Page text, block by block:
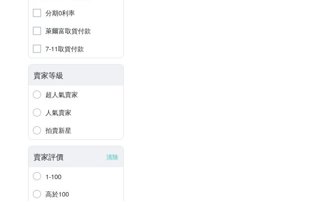
分期0利率
萊爾富取貨付款
7-11取貨付款
賣家等級
超人氣賣家
人氣賣家
拍賣新星
賣家評價 清除
1-100
高於100